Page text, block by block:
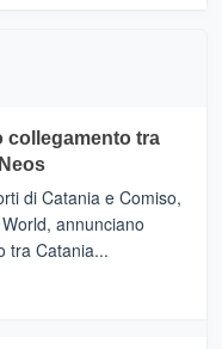
collegamento tra
di Catania e Comiso,
annunciano
tra Catania...